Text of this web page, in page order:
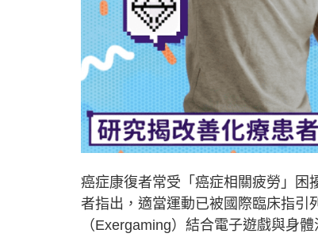
癌症康復者常受「癌症相關疲勞」困
者指出，適當運動已被國際臨床指引
（Exergaming）結合電子遊戲與身